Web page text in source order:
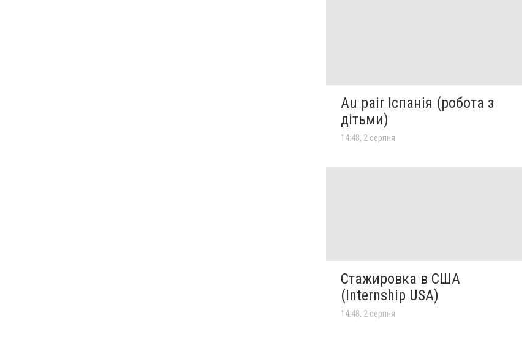
Au pair Іспанія (робота з
дітьми)
14:48, 2 серпня
Стажировка в США
(Internship USA)
14:48, 2 серпня